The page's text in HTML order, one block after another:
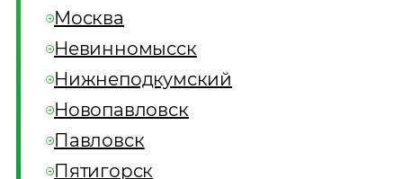
Москва
Невинномысск
Нижнеподкумский
Новопавловск
Павловск
Пятигорск